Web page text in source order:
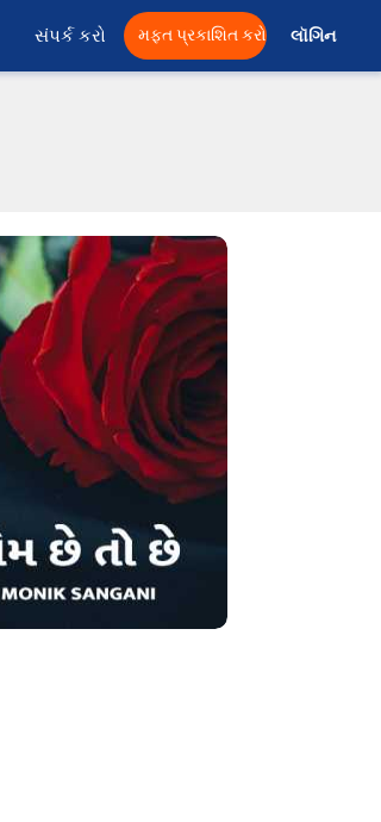
સંપર્ક કરો મફત પ્રકાશિત કરો લૉગિન